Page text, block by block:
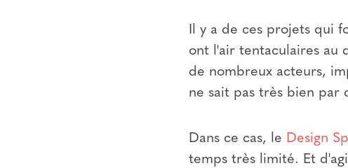
Il y a de ces projets qui
ont l'air tentaculaires au
de nombreux acteurs,
ne sait pas très bien
Dans ce cas, le Design
temps très limité. Et